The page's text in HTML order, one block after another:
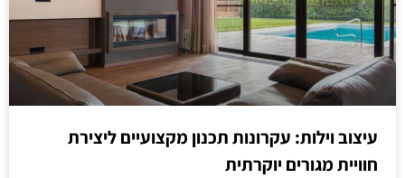
עיצוב וילות: עקרונות תכנון מקצועיים ליצירת
חוויית מגורים יוקרתית